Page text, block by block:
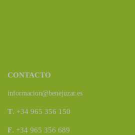
CONTACTO
informacion@benejuzar.es
T. +34 965 356 150
F. +34 965 356 689